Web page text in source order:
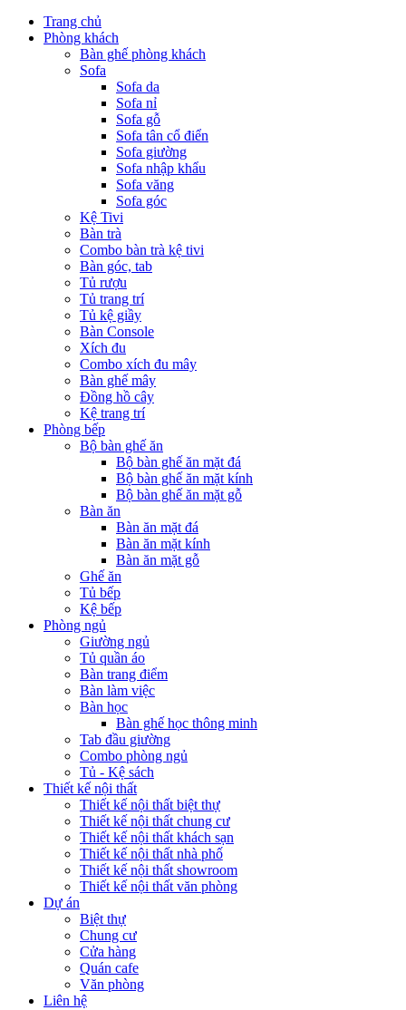
Trang chủ
Phòng khách
Bàn ghế phòng khách
Sofa
Sofa da
Sofa nỉ
Sofa gỗ
Sofa tân cổ điển
Sofa giường
Sofa nhập khẩu
Sofa văng
Sofa góc
Kệ Tivi
Bàn trà
Combo bàn trà kệ tivi
Bàn góc, tab
Tủ rượu
Tủ trang trí
Tủ kệ giầy
Bàn Console
Xích đu
Combo xích đu mây
Bàn ghế mây
Đồng hồ cây
Kệ trang trí
Phòng bếp
Bộ bàn ghế ăn
Bộ bàn ghế ăn mặt đá
Bộ bàn ghế ăn mặt kính
Bộ bàn ghế ăn mặt gỗ
Bàn ăn
Bàn ăn mặt đá
Bàn ăn mặt kính
Bàn ăn mặt gỗ
Ghế ăn
Tủ bếp
Kệ bếp
Phòng ngủ
Giường ngủ
Tủ quần áo
Bàn trang điểm
Bàn làm việc
Bàn học
Bàn ghế học thông minh
Tab đầu giường
Combo phòng ngủ
Tủ - Kệ sách
Thiết kế nội thất
Thiết kế nội thất biệt thự
Thiết kế nội thất chung cư
Thiết kế nội thất khách sạn
Thiết kế nội thất nhà phố
Thiết kế nội thất showroom
Thiết kế nội thất văn phòng
Dự án
Biệt thự
Chung cư
Cửa hàng
Quán cafe
Văn phòng
Liên hệ